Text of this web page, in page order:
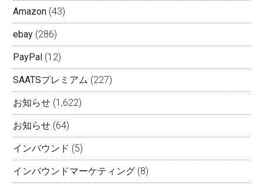
Amazon (43)
ebay (286)
PayPal (12)
SAATSプレミアム (227)
お知らせ (1,622)
お知らせ (64)
インバウンド (5)
インバウンドマーケティング (8)